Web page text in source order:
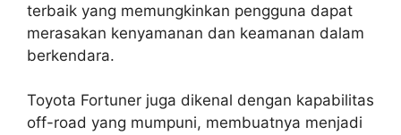
terbaik yang memungkinkan pengguna dapat
merasakan kenyamanan dan keamanan dalam
berkendara.
Toyota Fortuner juga dikenal dengan kapabilitas
off-road yang mumpuni, membuatnya menjadi